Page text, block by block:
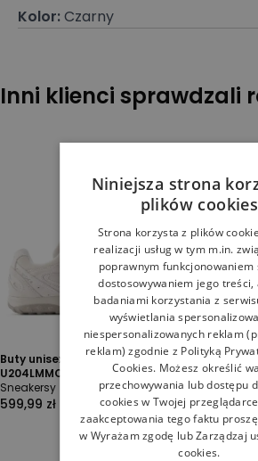
Kolor:Czarny
Inni klienci sprawdzali
Buty unisex New Balance
U204LMMC - beżowe
Sneakersy
599,99 zł
Buty
U4086LR
349,99
Niniejsza strona
plików cookies
Strona korzysta z plików
realizacji usług w tym m.in.
poprawnym funkcjonowaniem
dostosowywaniem jego treści,
badaniami korzystania z
wyświetlania
niespersonalizowanych reklam
reklam) zgodnie z Polityką
Cookies. Możesz określić
przechowywania lub dostępu
cookies w Twojej
zaakceptowania tego faktu
w Wyrażam zgodę lub Zarządzaj
cookies.